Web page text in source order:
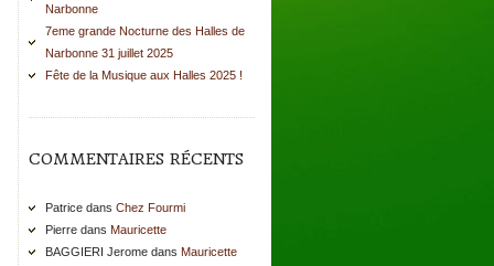
Narbonne
7eme grande Nocturne des Halles de
Narbonne 31 juillet 2025
Fête de la Musique aux Halles 2025 !
COMMENTAIRES RÉCENTS
Patrice dansChez Fourmi
Pierre dans Mauricette
BAGGIERI Jerome dans Mauricette